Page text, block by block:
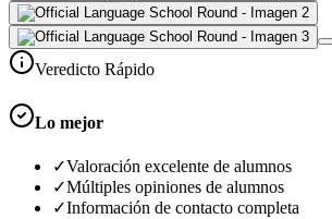
Veredicto Rápido
Lo mejor
✓Valoración excelente de alumnos
✓Múltiples opiniones de alumnos
✓Información de contacto completa